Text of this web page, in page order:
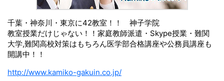
千葉・神奈川・東京に42教室！！ 神子学院
教室授業だけじゃない！！家庭教師派遣・Skype授業・難関
大学,難関高校対策はもちろん医学部合格講座や公務員講座も
開講中！！
http://www.kamiko-gakuin.co.jp/